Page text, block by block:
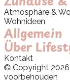
Atmosphäre &
Wohnideen
Allgemein
Über
Kontakt
© Copyright
voorbehouden